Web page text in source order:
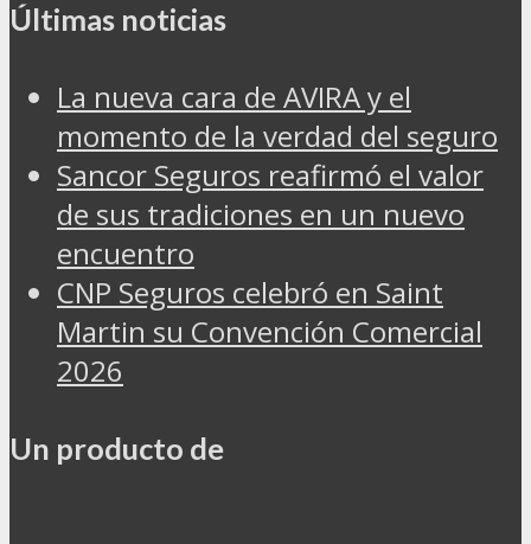
Últimas noticias
La nueva cara de AVIRA y el
momento de la verdad del seguro
Sancor Seguros reafirmó el valor
de sus tradiciones en un nuevo
encuentro
CNP Seguros celebró en Saint
Martin su Convención Comercial
2026
Un producto de